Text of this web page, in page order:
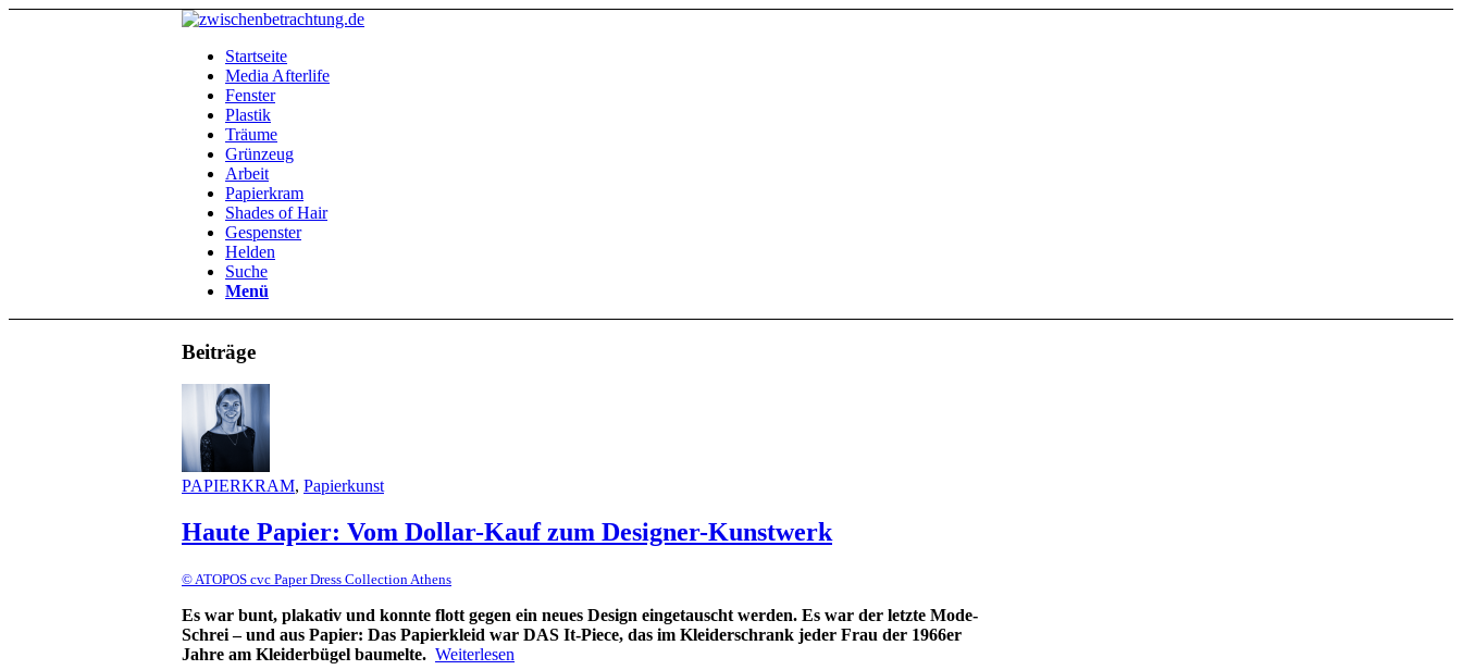
Startseite
Media Afterlife
Fenster
Plastik
Träume
Grünzeug
Arbeit
Papierkram
Shades of Hair
Gespenster
Helden
Suche
Menü
Beiträge
PAPIERKRAM, Papierkunst
Haute Papier: Vom Dollar-Kauf zum Designer-Kunstwerk
© ATOPOS cvc Paper Dress Collection Athens
Es war bunt, plakativ und konnte flott gegen ein neues Design eingetauscht werden. Es war der letzte Mode-
Schrei – und aus Papier: Das Papierkleid war DAS It-Piece, das im Kleiderschrank jeder Frau der 1966er
Jahre am Kleiderbügel baumelte. Weiterlesen